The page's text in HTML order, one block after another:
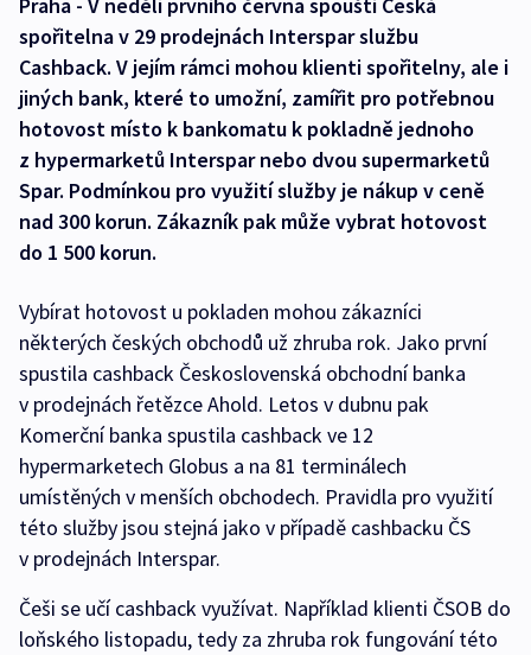
Praha - V neděli prvního června spouští Česká
spořitelna v 29 prodejnách Interspar službu
Cashback. V jejím rámci mohou klienti spořitelny, ale i
jiných bank, které to umožní, zamířit pro potřebnou
hotovost místo k bankomatu k pokladně jednoho
z hypermarketů Interspar nebo dvou supermarketů
Spar. Podmínkou pro využití služby je nákup v ceně
nad 300 korun. Zákazník pak může vybrat hotovost
do 1 500 korun.
Vybírat hotovost u pokladen mohou zákazníci
některých českých obchodů už zhruba rok. Jako první
spustila cashback Československá obchodní banka
v prodejnách řetězce Ahold. Letos v dubnu pak
Komerční banka spustila cashback ve 12
hypermarketech Globus a na 81 terminálech
umístěných v menších obchodech. Pravidla pro využití
této služby jsou stejná jako v případě cashbacku ČS
v prodejnách Interspar.
Češi se učí cashback využívat. Například klienti ČSOB do
loňského listopadu, tedy za zhruba rok fungování této